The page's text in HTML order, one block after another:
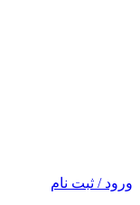
ورود / ثبت نام